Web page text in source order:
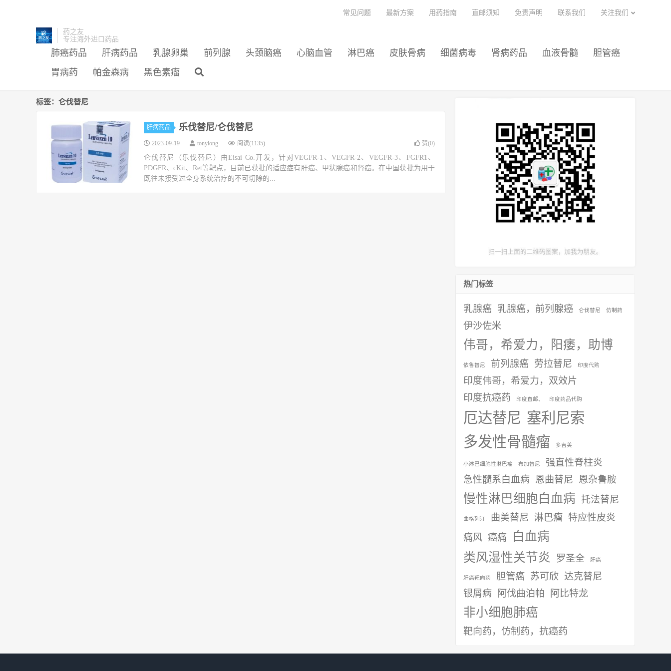
药之友
专注海外进口药品
肺癌药品 肝病药品 乳腺卵巢 前列腺 头颈脑癌 心脑血管 淋巴癌 皮肤骨病 细菌病毒 肾病药品 血液骨髓
胆管癌
胃病药
帕金森病 黑色素瘤
常见问题 最新方案 用药指南 直邮须知 免责声明 联系我们 关注我们
标签：仑伐替尼
肝病药品 乐伐替尼/仑伐替尼
2023-09-19 tonylong 阅读(1135) 赞(0)
仑伐替尼（乐伐替尼）由Eisai Co.开发，针对VEGFR-1、VEGFR-2、VEGFR-3、FGFR1、
PDGFR、cKit、Ret等靶点，目前已获批的适应症有肝癌、甲状腺癌和肾癌。在中国获批为用于
既往未接受过全身系统治疗的不可切除的...
热门标签
乳腺癌 乳腺癌，前列腺癌 仑伐替尼 仿制药
伊沙佐米
伟哥，希爱力，阳痿，助博
依鲁替尼 前列腺癌 劳拉替尼 印度代购
印度伟哥，希爱力，双效片
印度抗癌药
印度直邮、 印度药品代购
厄达替尼 塞利尼索
多发性骨髓瘤
多吉美
小淋巴细胞性淋巴瘤 布加替尼
强直性脊柱炎
急性髓系白血病
恩曲替尼 恩杂鲁胺
慢性淋巴细胞白血病 托法替尼
曲格列汀 曲美替尼 淋巴瘤 特应性皮炎
痛风 癌痛
白血病
类风湿性关节炎
罗圣全 肝癌
肝癌靶向药 胆管癌 苏可欣 达克替尼
银屑病
阿伐曲泊帕 阿比特龙
非小细胞肺癌
靶向药，仿制药，抗癌药